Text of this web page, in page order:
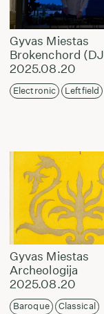
Gyvas Miestas
Brokenchord
2025.08.20
Electronic Leftfield
Gyvas Miestas
Archeologija
2025.08.20
Baroque Classical